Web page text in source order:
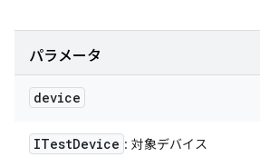
パラメータ
device
ITestDevice : 対象デバイス